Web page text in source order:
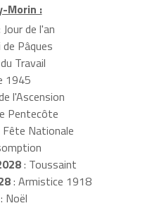
Morin :
Jour de l'an
de Pâques
Travail
1945
l'Ascension
Pentecôte
Fête Nationale
: Toussaint
: Armistice 1918
: Noël